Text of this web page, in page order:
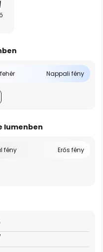
Nappali fény
lumenben
fény Erős fény